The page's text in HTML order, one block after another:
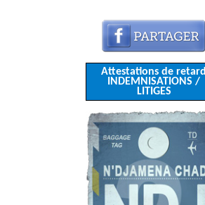
Attestations de retard
INDEMNISATIONS /
LITIGES